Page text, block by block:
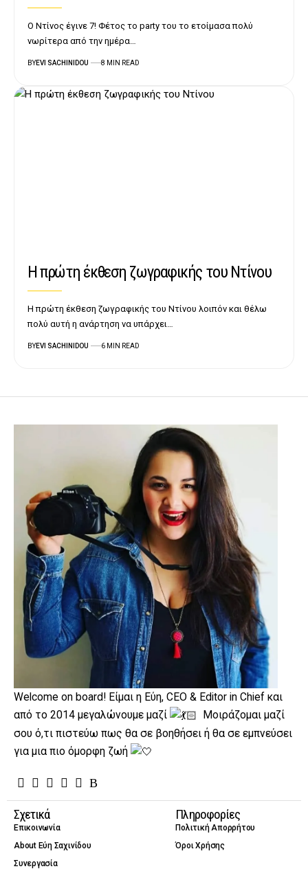
Ο Ντίνος έγινε 7! Φέτος το party του το ετοίμασα πολύ
νωρίτερα από την ημέρα…
BYEVI SACHINIDOU 8 MIN READ
Η πρώτη έκθεση ζωγραφικής του Ντίνου
Η πρώτη έκθεση ζωγραφικής του Ντίνου λοιπόν και θέλω
πολύ αυτή η ανάρτηση να υπάρχει…
BYEVI SACHINIDOU 6 MIN READ
Welcome on board! Είμαι η Εύη, CEO & Editor in Chief και
από το 2014 μεγαλώνουμε μαζί
Μοιράζομαι μαζί
σου ό,τι πιστεύω πως θα σε βοηθήσει ή θα σε εμπνεύσει
για μια πιο όμορφη ζωή
Σχετικά
Επικοινωνία
About Εύη Σαχινίδου
Συνεργασία
Πληροφορίες
Πολιτική Απορρήτου
Όροι Χρήσης